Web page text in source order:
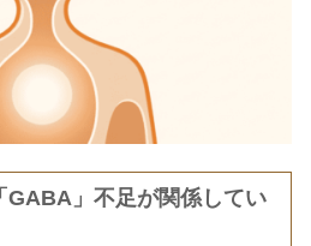
GABA」不足が関係してい